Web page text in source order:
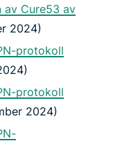
av Cure53 av
2024)
protokoll
protokoll
2024)